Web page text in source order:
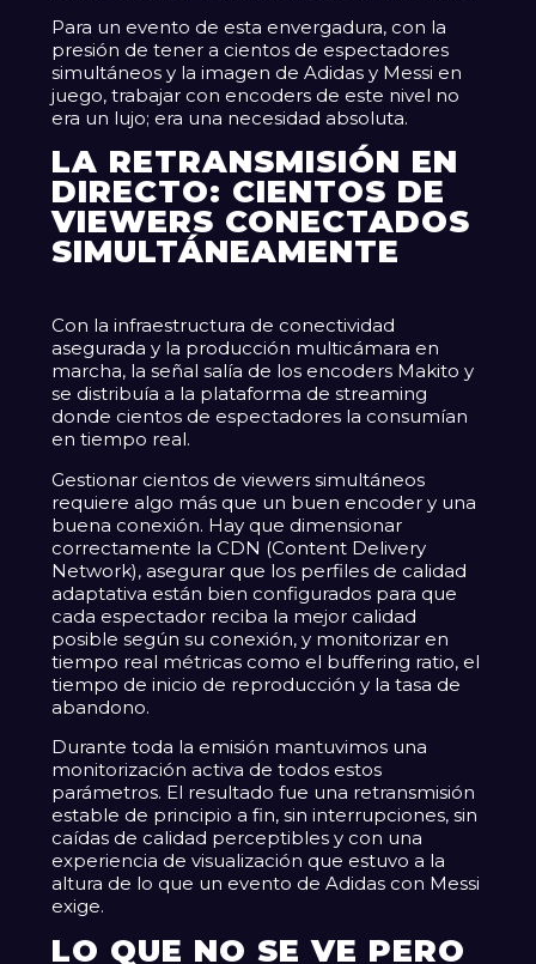
Para un evento de esta envergadura, con la
presión de tener a cientos de espectadores
simultáneos y la imagen de Adidas y Messi en
juego, trabajar con encoders de este nivel no
era un lujo; era una necesidad absoluta.
LA RETRANSMISIÓN EN
DIRECTO: CIENTOS DE
VIEWERS CONECTADOS
SIMULTÁNEAMENTE
Con la infraestructura de conectividad
asegurada y la producción multicámara en
marcha, la señal salía de los encoders Makito y
se distribuía a la plataforma de streaming
donde cientos de espectadores la consumían
en tiempo real.
Gestionar cientos de viewers simultáneos
requiere algo más que un buen encoder y una
buena conexión. Hay que dimensionar
correctamente la CDN (Content Delivery
Network), asegurar que los perfiles de calidad
adaptativa están bien configurados para que
cada espectador reciba la mejor calidad
posible según su conexión, y monitorizar en
tiempo real métricas como el buffering ratio, el
tiempo de inicio de reproducción y la tasa de
abandono.
Durante toda la emisión mantuvimos una
monitorización activa de todos estos
parámetros. El resultado fue una retransmisión
estable de principio a fin, sin interrupciones, sin
caídas de calidad perceptibles y con una
experiencia de visualización que estuvo a la
altura de lo que un evento de Adidas con Messi
exige.
LO QUE NO SE VE PERO